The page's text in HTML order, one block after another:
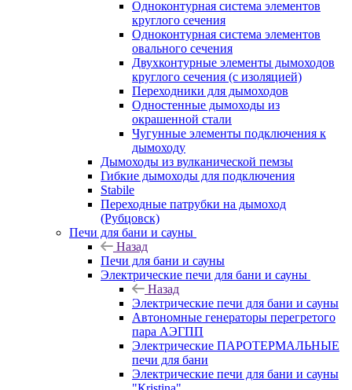
Одноконтурная система элементов
круглого сечения
Одноконтурная система элементов
овального сечения
Двухконтурные элементы дымоходов
круглого сечения (с изоляцией)
Переходники для дымоходов
Одностенные дымоходы из
окрашенной стали
Чугунные элементы подключения к
дымоходу
Дымоходы из вулканической пемзы
Гибкие дымоходы для подключения
Stabile
Переходные патрубки на дымоход
(Рубцовск)
Печи для бани и сауны
Назад
Печи для бани и сауны
Электрические печи для бани и сауны
Назад
Электрические печи для бани и сауны
Автономные генераторы перегретого
пара АЭГПП
Электрические ПАРОТЕРМАЛЬНЫЕ
печи для бани
Электрические печи для бани и сауны